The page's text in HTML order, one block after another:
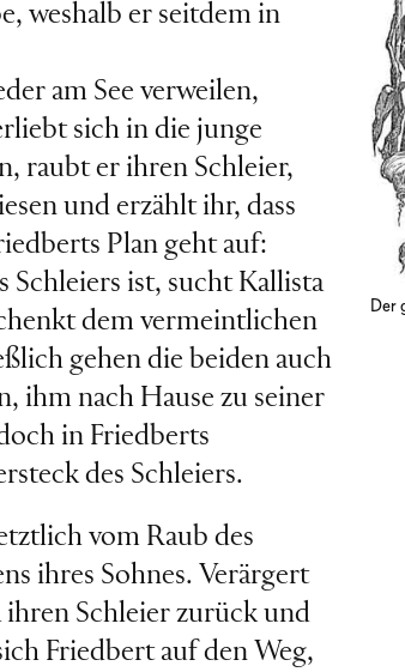
weshalb er seitdem in
am See verweilen,
sich in die junge
raubt er ihren Schleier,
und erzählt ihr, dass
Plan geht auf:
Schleiers ist, sucht Kallista
dem vermeintlichen
gehen die beiden auch
ihm nach Hause zu seiner
in Friedberts
des Schleiers.
vom Raub des
ihres Sohnes. Verärgert
Schleier zurück und
Friedbert auf den Weg,
Der